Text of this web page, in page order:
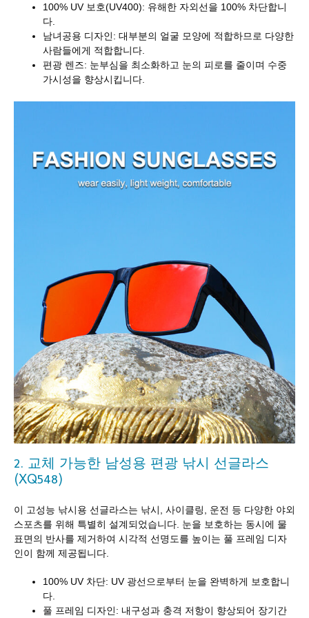
100% UV 보호(UV400): 유해한 자외선을 100% 차단합니
다.
남녀공용 디자인: 대부분의 얼굴 모양에 적합하므로 다양한
사람들에게 적합합니다.
편광 렌즈: 눈부심을 최소화하고 눈의 피로를 줄이며 수중
가시성을 향상시킵니다.
2. 교체 가능한 남성용 편광 낚시 선글라스
(XQ548)
이 고성능 낚시용 선글라스는 낚시, 사이클링, 운전 등 다양한 야외
스포츠를 위해 특별히 설계되었습니다. 눈을 보호하는 동시에 물
표면의 반사를 제거하여 시각적 선명도를 높이는 풀 프레임 디자
인이 함께 제공됩니다.
100% UV 차단: UV 광선으로부터 눈을 완벽하게 보호합니
다.
풀 프레임 디자인: 내구성과 충격 저항이 향상되어 장기간